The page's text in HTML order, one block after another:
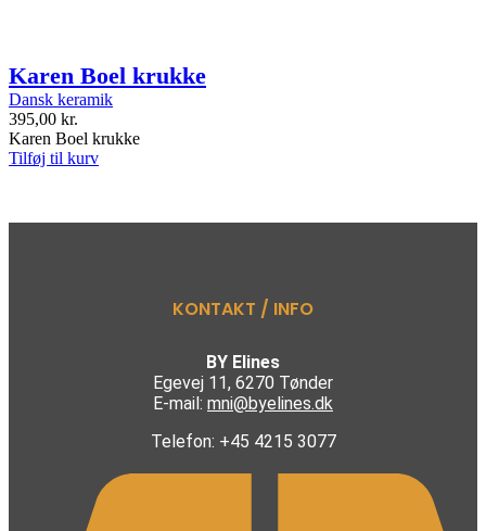
Karen Boel krukke
Dansk keramik
395,00 kr.
Karen Boel krukke
Tilføj til kurv
KONTAKT / INFO
BY Elines
Egevej 11, 6270 Tønder
E-mail: mni@byelines.dk
Telefon: +45 4215 3077